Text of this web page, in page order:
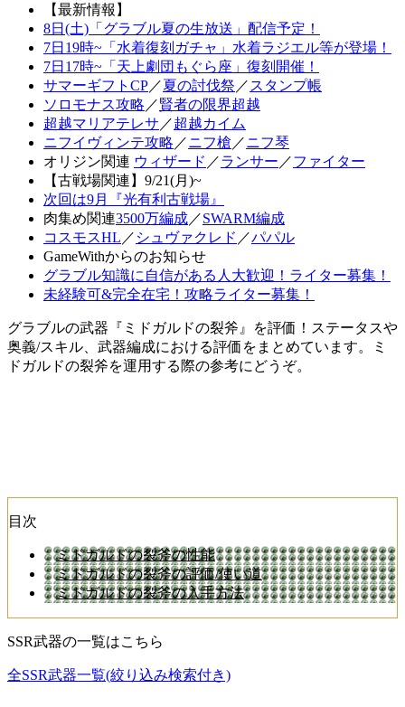
【最新情報】
8日(土)「グラブル夏の生放送」配信予定！
7日19時~「水着復刻ガチャ」水着ラジエル等が登場！
7日17時~「天上劇団もぐら座」復刻開催！
サマーギフトCP／夏の討伐祭 ／ スタンプ帳
ソロモナス攻略 ／賢者の限界超越
超越マリアテレサ ／超越カイム
ニフイヴィンテ攻略 ／ニフ槍 ／ニフ琴
オリジン関連 ウィザード ／ランサー ／ファイター
【古戦場関連】9/21(月)~
次回は9月『光有利古戦場』
肉集め関連3500万編成／SWARM編成
コスモスHL ／ シュヴァクレド ／パパル
GameWithからのお知らせ
グラブル知識に自信がある人大歓迎！ライター募集！
未経験可&完全在宅！攻略ライター募集！
グラブルの武器『ミドガルドの裂斧』を評価！ステータスや
奥義/スキル、武器編成における評価をまとめています。ミ
ドガルドの裂斧を運用する際の参考にどうぞ。
目次
ミドガルドの裂斧の性能
ミドガルドの裂斧の評価/使い道
ミドガルドの裂斧の入手方法
SSR武器の一覧はこちら
全SSR武器一覧(絞り込み検索付き)